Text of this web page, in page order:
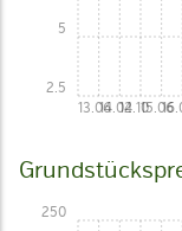
13.0614.0214.1015.06
2.5
5
250